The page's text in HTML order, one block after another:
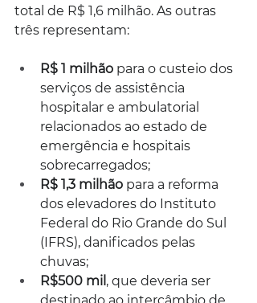
total de R$ 1,6 milhão. As outras
três representam:
R$ 1 milhão para o custeio dos
serviços de assistência
hospitalar e ambulatorial
relacionados ao estado de
emergência e hospitais
sobrecarregados;
R$ 1,3 milhão para a reforma
dos elevadores do Instituto
Federal do Rio Grande do Sul
(IFRS), danificados pelas
chuvas;
R$500 mil , que deveria ser